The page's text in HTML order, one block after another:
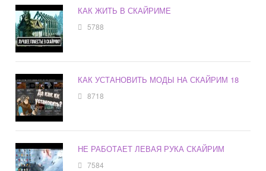
КАК ЖИТЬ В СКАЙРИМЕ
5788
КАК УСТАНОВИТЬ МОДЫ НА СКАЙРИМ 18
8718
НЕ РАБОТАЕТ ЛЕВАЯ РУКА СКАЙРИМ
7584